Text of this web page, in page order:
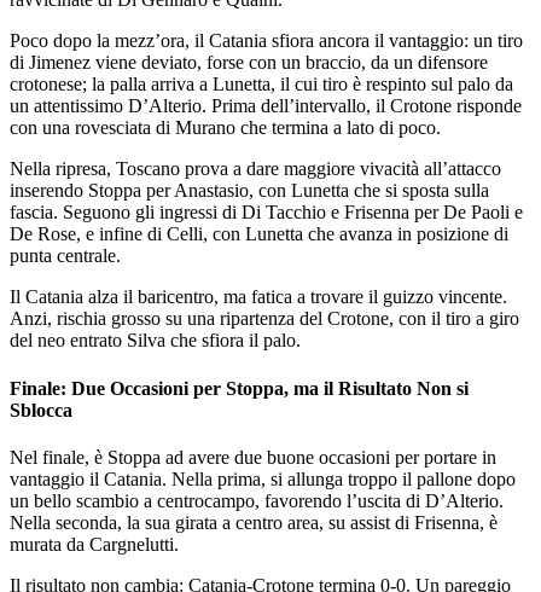
Poco dopo la mezz’ora, il Catania sfiora ancora il vantaggio: un tiro
di Jimenez viene deviato, forse con un braccio, da un difensore
crotonese; la palla arriva a Lunetta, il cui tiro è respinto sul palo da
un attentissimo D’Alterio. Prima dell’intervallo, il Crotone risponde
con una rovesciata di Murano che termina a lato di poco.
Nella ripresa, Toscano prova a dare maggiore vivacità all’attacco
inserendo Stoppa per Anastasio, con Lunetta che si sposta sulla
fascia. Seguono gli ingressi di Di Tacchio e Frisenna per De Paoli e
De Rose, e infine di Celli, con Lunetta che avanza in posizione di
punta centrale.
Il Catania alza il baricentro, ma fatica a trovare il guizzo vincente.
Anzi, rischia grosso su una ripartenza del Crotone, con il tiro a giro
del neo entrato Silva che sfiora il palo.
Finale: Due Occasioni per Stoppa, ma il Risultato Non si
Sblocca
Nel finale, è Stoppa ad avere due buone occasioni per portare in
vantaggio il Catania. Nella prima, si allunga troppo il pallone dopo
un bello scambio a centrocampo, favorendo l’uscita di D’Alterio.
Nella seconda, la sua girata a centro area, su assist di Frisenna, è
murata da Cargnelutti.
Il risultato non cambia: Catania-Crotone termina 0-0. Un pareggio